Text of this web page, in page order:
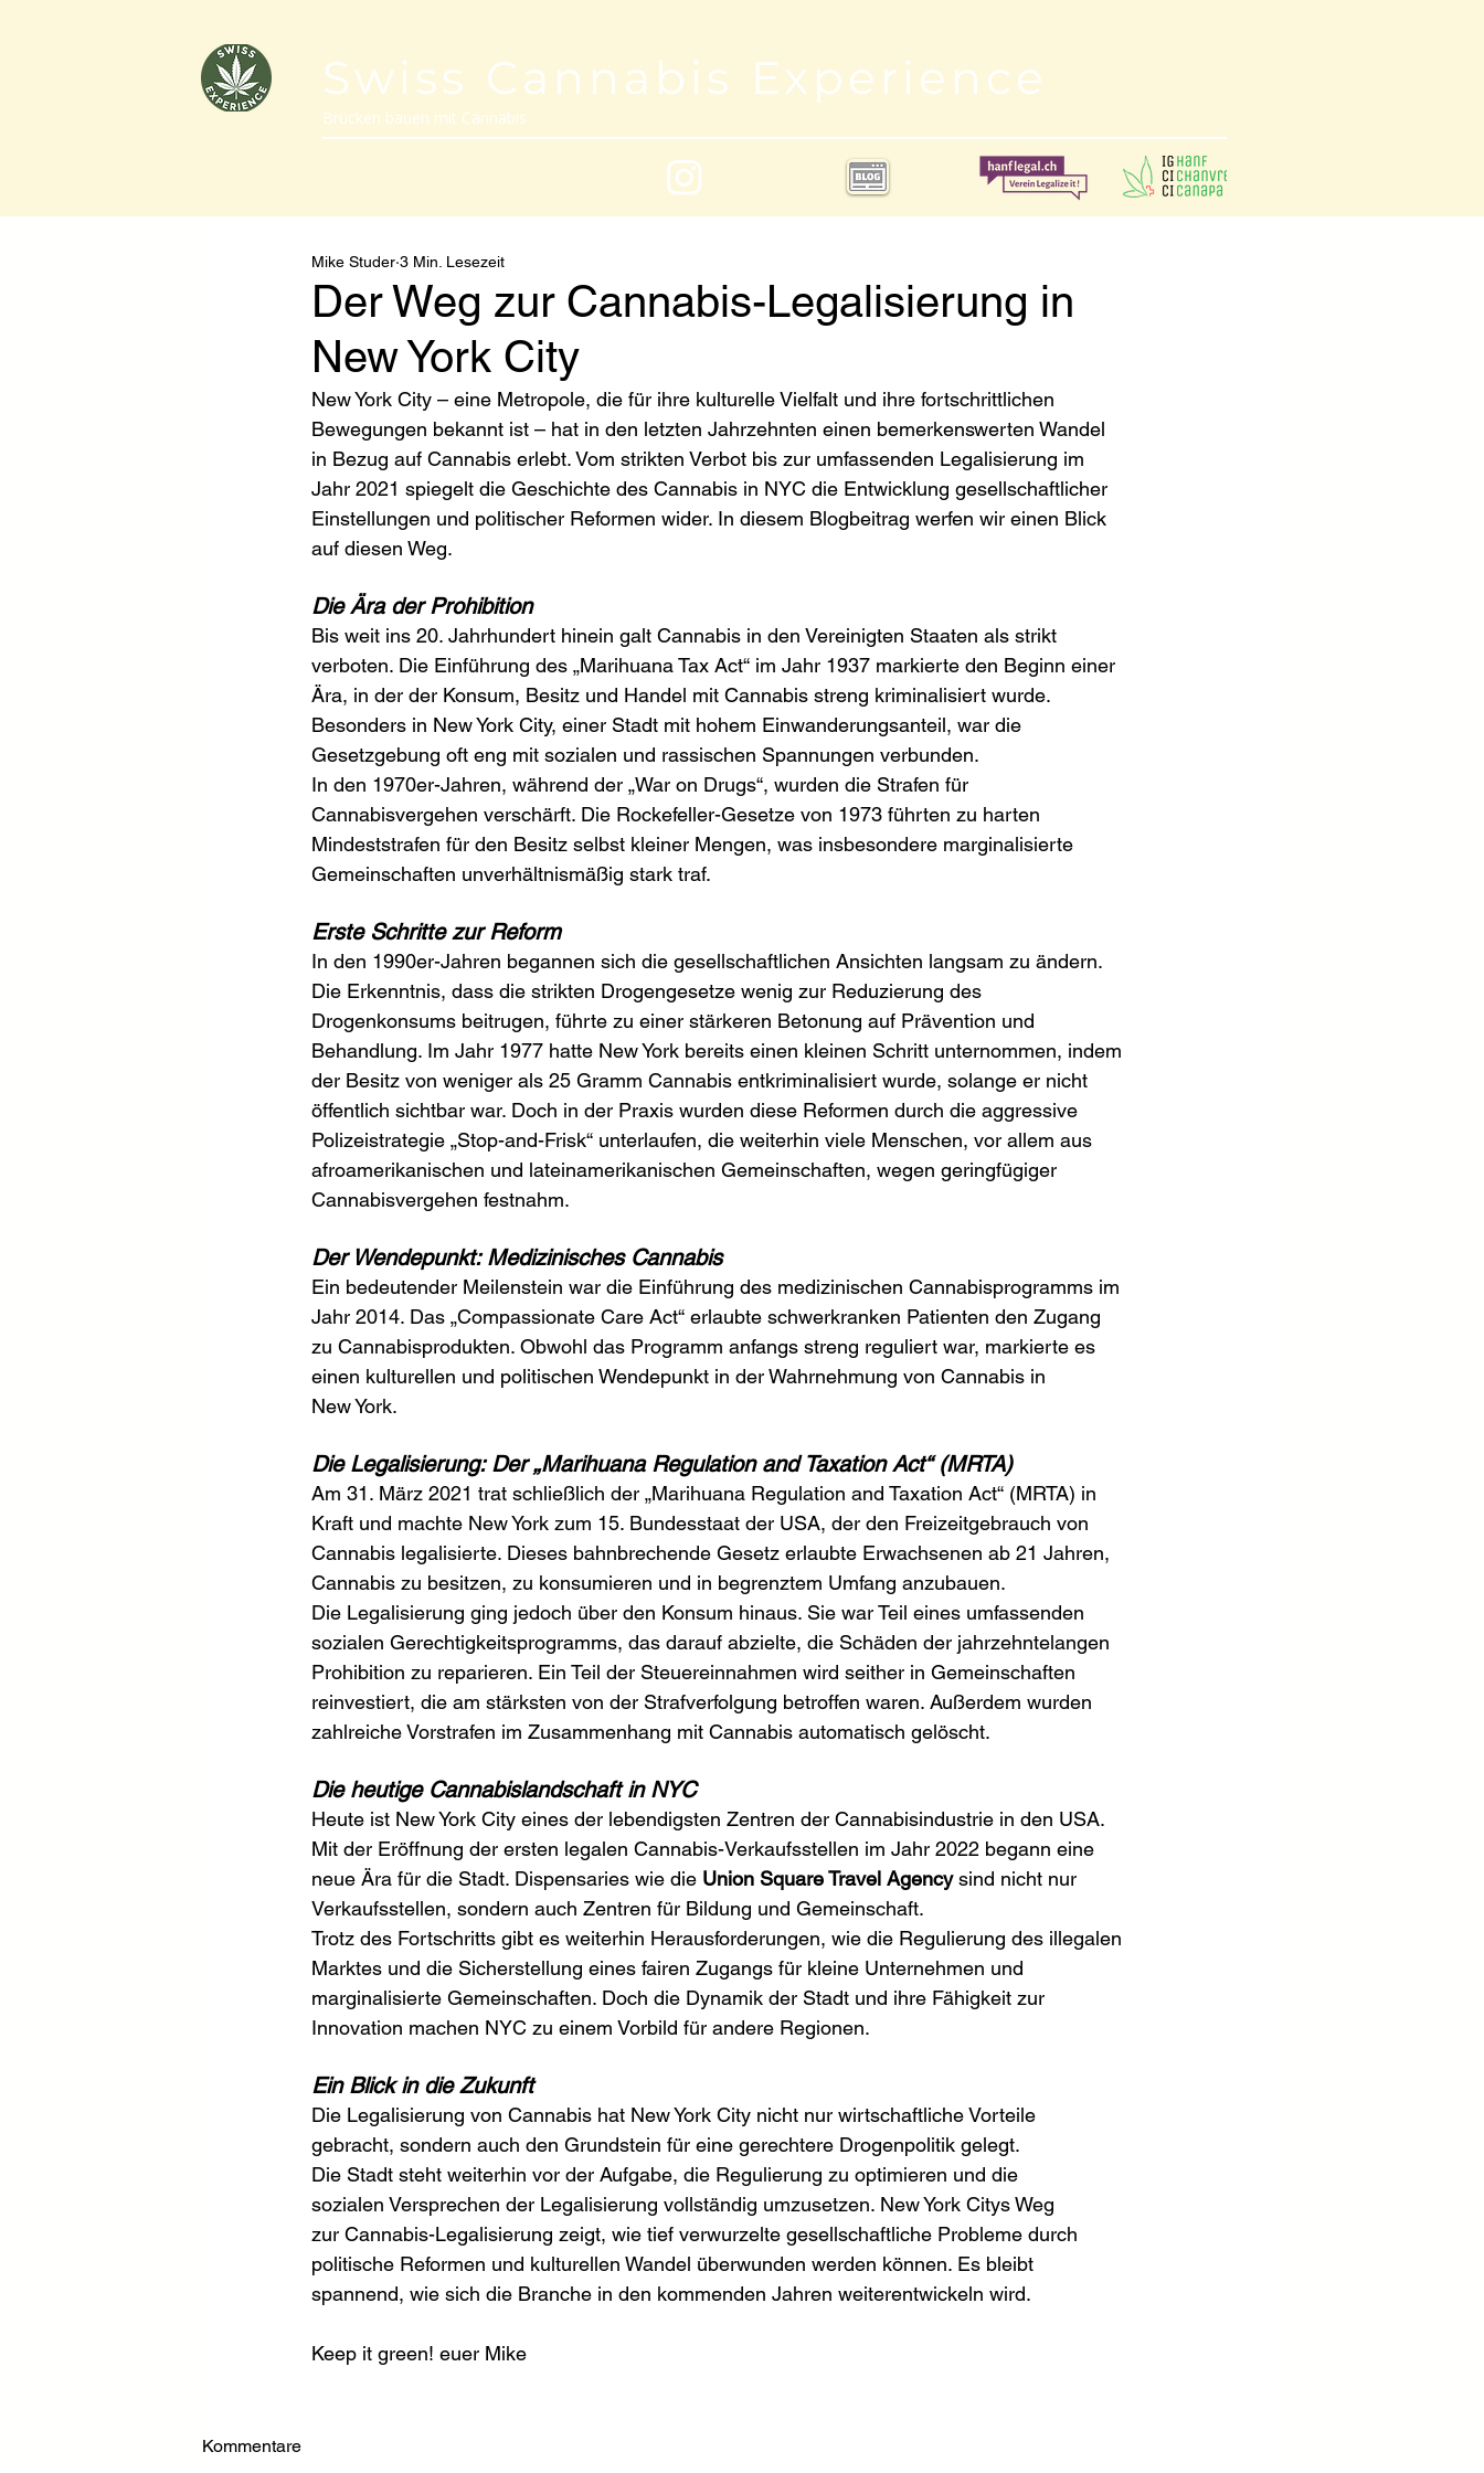
Swiss Cannabis Experience
Brücken bauen mit Cannabis
Der Weg zur Cannabis-Legalisierung in
New York City
Mike Studer 3 Min. Lesezeit
New York City – eine Metropole, die für ihre kulturelle Vielfalt und ihre fortschrittlichen
Bewegungen bekannt ist – hat in den letzten Jahrzehnten einen bemerkenswerten Wandel
in Bezug auf Cannabis erlebt. Vom strikten Verbot bis zur umfassenden Legalisierung im
Jahr 2021 spiegelt die Geschichte des Cannabis in NYC die Entwicklung gesellschaftlicher
Einstellungen und politischer Reformen wider. In diesem Blogbeitrag werfen wir einen Blick
auf diesen Weg.
Die Ära der Prohibition
Bis weit ins 20. Jahrhundert hinein galt Cannabis in den Vereinigten Staaten als strikt
verboten. Die Einführung des „Marihuana Tax Act“ im Jahr 1937 markierte den Beginn einer
Ära, in der der Konsum, Besitz und Handel mit Cannabis streng kriminalisiert wurde.
Besonders in New York City, einer Stadt mit hohem Einwanderungsanteil, war die
Gesetzgebung oft eng mit sozialen und rassischen Spannungen verbunden.
In den 1970er-Jahren, während der „War on Drugs“, wurden die Strafen für
Cannabisvergehen verschärft. Die Rockefeller-Gesetze von 1973 führten zu harten
Mindeststrafen für den Besitz selbst kleiner Mengen, was insbesondere marginalisierte
Gemeinschaften unverhältnismäßig stark traf.
Erste Schritte zur Reform
In den 1990er-Jahren begannen sich die gesellschaftlichen Ansichten langsam zu ändern.
Die Erkenntnis, dass die strikten Drogengesetze wenig zur Reduzierung des
Drogenkonsums beitrugen, führte zu einer stärkeren Betonung auf Prävention und
Behandlung. Im Jahr 1977 hatte New York bereits einen kleinen Schritt unternommen, indem
der Besitz von weniger als 25 Gramm Cannabis entkriminalisiert wurde, solange er nicht
öffentlich sichtbar war. Doch in der Praxis wurden diese Reformen durch die aggressive
Polizeistrategie „Stop-and-Frisk“ unterlaufen, die weiterhin viele Menschen, vor allem aus
afroamerikanischen und lateinamerikanischen Gemeinschaften, wegen geringfügiger
Cannabisvergehen festnahm.
Der Wendepunkt: Medizinisches Cannabis
Ein bedeutender Meilenstein war die Einführung des medizinischen Cannabisprogramms im
Jahr 2014. Das „Compassionate Care Act“ erlaubte schwerkranken Patienten den Zugang
zu Cannabisprodukten. Obwohl das Programm anfangs streng reguliert war, markierte es
einen kulturellen und politischen Wendepunkt in der Wahrnehmung von Cannabis in
New York.
Die Legalisierung: Der „Marihuana Regulation and Taxation Act“ (MRTA)
Am 31. März 2021 trat schließlich der „Marihuana Regulation and Taxation Act“ (MRTA) in
Kraft und machte New York zum 15. Bundesstaat der USA, der den Freizeitgebrauch von
Cannabis legalisierte. Dieses bahnbrechende Gesetz erlaubte Erwachsenen ab 21 Jahren,
Cannabis zu besitzen, zu konsumieren und in begrenztem Umfang anzubauen.
Die Legalisierung ging jedoch über den Konsum hinaus. Sie war Teil eines umfassenden
sozialen Gerechtigkeitsprogramms, das darauf abzielte, die Schäden der jahrzehntelangen
Prohibition zu reparieren. Ein Teil der Steuereinnahmen wird seither in Gemeinschaften
reinvestiert, die am stärksten von der Strafverfolgung betroffen waren. Außerdem wurden
zahlreiche Vorstrafen im Zusammenhang mit Cannabis automatisch gelöscht.
Die heutige Cannabislandschaft in NYC
Heute ist New York City eines der lebendigsten Zentren der Cannabisindustrie in den USA.
Mit der Eröffnung der ersten legalen Cannabis-Verkaufsstellen im Jahr 2022 begann eine
neue Ära für die Stadt. Dispensaries wie die Union Square Travel Agency sind nicht nur
Verkaufsstellen, sondern auch Zentren für Bildung und Gemeinschaft.
Trotz des Fortschritts gibt es weiterhin Herausforderungen, wie die Regulierung des illegalen
Marktes und die Sicherstellung eines fairen Zugangs für kleine Unternehmen und
marginalisierte Gemeinschaften. Doch die Dynamik der Stadt und ihre Fähigkeit zur
Innovation machen NYC zu einem Vorbild für andere Regionen.
Ein Blick in die Zukunft
Die Legalisierung von Cannabis hat New York City nicht nur wirtschaftliche Vorteile
gebracht, sondern auch den Grundstein für eine gerechtere Drogenpolitik gelegt.
Die Stadt steht weiterhin vor der Aufgabe, die Regulierung zu optimieren und die
sozialen Versprechen der Legalisierung vollständig umzusetzen. New York Citys Weg
zur Cannabis-Legalisierung zeigt, wie tief verwurzelte gesellschaftliche Probleme durch
politische Reformen und kulturellen Wandel überwunden werden können. Es bleibt
spannend, wie sich die Branche in den kommenden Jahren weiterentwickeln wird.
Keep it green! euer Mike
Kommentare